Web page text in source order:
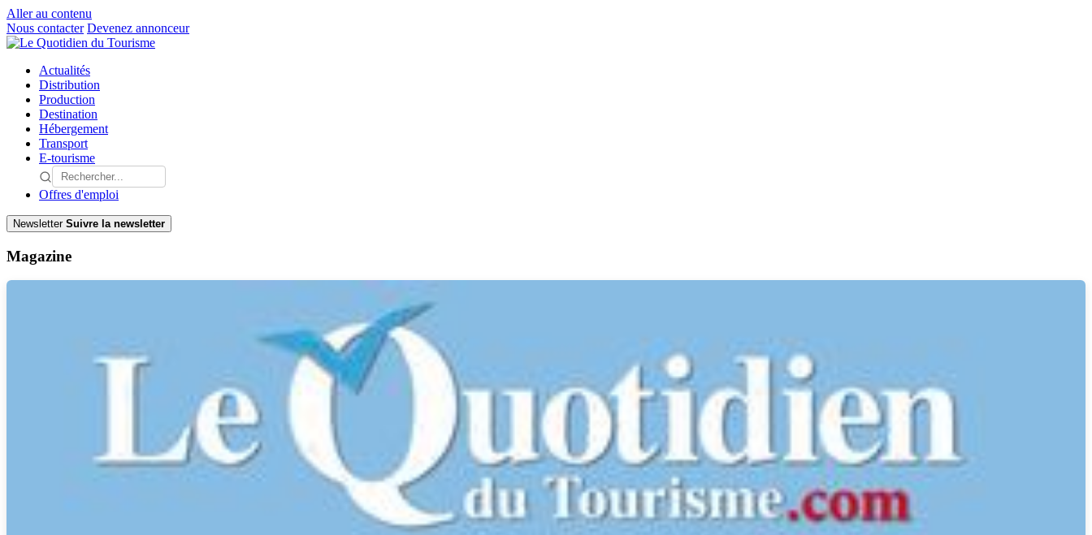
Aller au contenu
Nous contacter Devenez annonceur
Actualités
Distribution
Production
Destination
Hébergement
Transport
E-tourisme
Offres d'emploi
Newsletter Suivre la newsletter
Magazine